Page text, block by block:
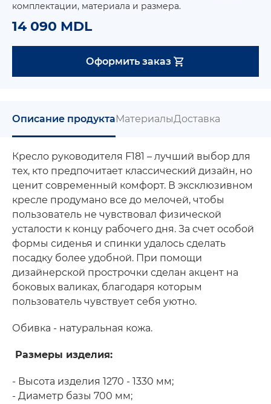
комплектации, материала и размера.
14 090 MDL
Оформить заказ
Описание продуктаМатериалыДоставка
Кресло руководителя F181 – лучший выбор для
тех, кто предпочитает классический дизайн, но
ценит современный комфорт. В эксклюзивном
кресле продумано все до мелочей, чтобы
пользователь не чувствовал физической
усталости к концу рабочего дня. За счет особой
формы сиденья и спинки удалось сделать
посадку более удобной. При помощи
дизайнерской прострочки сделан акцент на
боковых валиках, благодаря которым
пользователь чувствует себя уютно.
Обивка - натуральная кожа.
Размеры изделия:
- Высота изделия 1270 - 1330 мм;
- Диаметр базы 700 мм;